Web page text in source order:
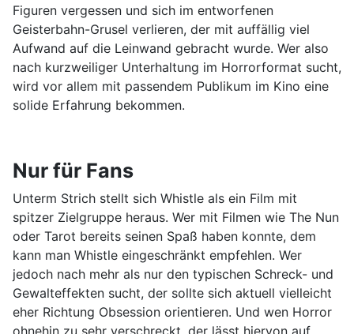
Figuren vergessen und sich im entworfenen
Geisterbahn-Grusel verlieren, der mit auffällig viel
Aufwand auf die Leinwand gebracht wurde. Wer also
nach kurzweiliger Unterhaltung im Horrorformat sucht,
wird vor allem mit passendem Publikum im Kino eine
solide Erfahrung bekommen.
Nur für Fans
Unterm Strich stellt sich Whistle als ein Film mit
spitzer Zielgruppe heraus. Wer mit Filmen wie The Nun
oder Tarot bereits seinen Spaß haben konnte, dem
kann man Whistle eingeschränkt empfehlen. Wer
jedoch nach mehr als nur den typischen Schreck- und
Gewalteffekten sucht, der sollte sich aktuell vielleicht
eher Richtung Obsession orientieren. Und wen Horror
ohnehin zu sehr verschreckt, der lässt hiervon auf